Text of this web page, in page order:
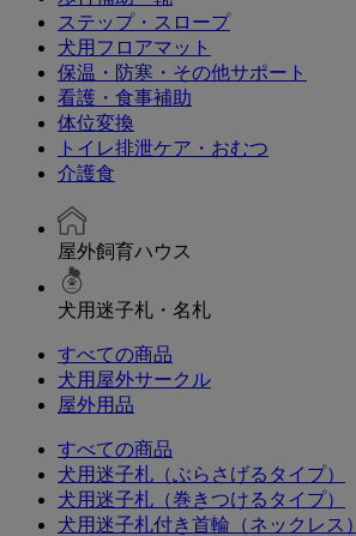
ステップ・スロープ
犬用フロアマット
保温・防寒・その他サポート
看護・食事補助
体位変換
トイレ排泄ケア・おむつ
介護食
屋外飼育ハウス
犬用迷子札・名札
すべての商品
犬用屋外サークル
屋外用品
すべての商品
犬用迷子札（ぶらさげるタイプ）
犬用迷子札（巻きつけるタイプ）
犬用迷子札付き首輪（ネックレス）